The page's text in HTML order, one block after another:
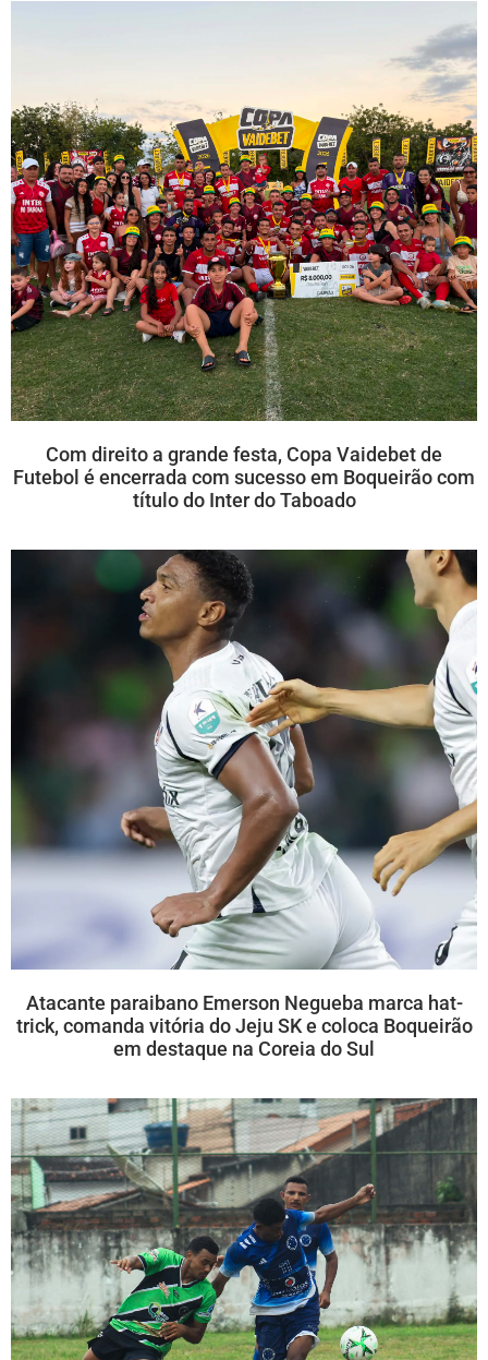
Com direito a grande festa, Copa Vaidebet de
Futebol é encerrada com sucesso em Boqueirão com
título do Inter do Taboado
Atacante paraibano Emerson Negueba marca hat-
trick, comanda vitória do Jeju SK e coloca Boqueirão
em destaque na Coreia do Sul